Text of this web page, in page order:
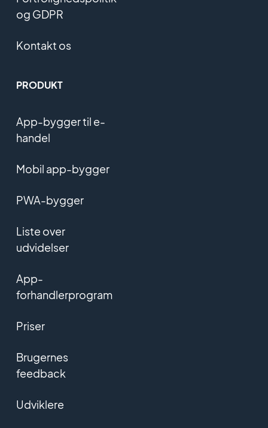
og GDPR
Kontakt os
PRODUKT
App-bygger til e-
handel
Mobil app-bygger
PWA-bygger
Liste over
udvidelser
App-
forhandlerprogram
Priser
Brugernes
feedback
Udviklere